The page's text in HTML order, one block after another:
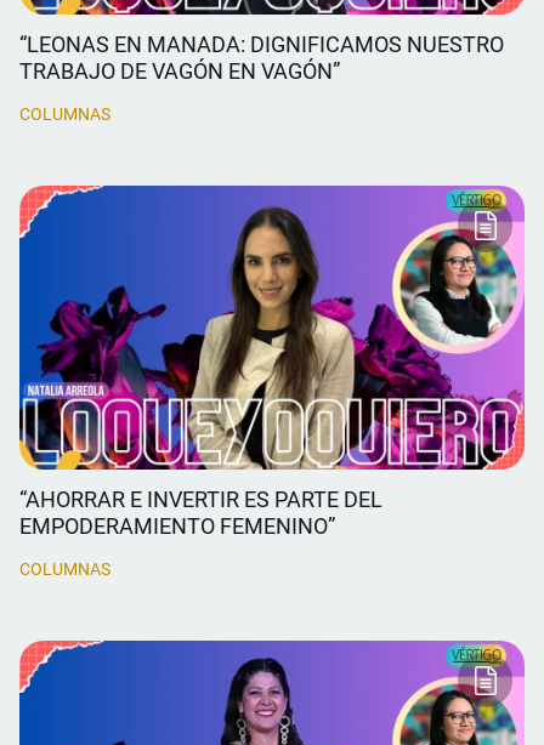
“LEONAS EN MANADA: DIGNIFICAMOS NUESTRO
TRABAJO DE VAGÓN EN VAGÓN”
COLUMNAS
“AHORRAR E INVERTIR ES PARTE DEL
EMPODERAMIENTO FEMENINO”
COLUMNAS